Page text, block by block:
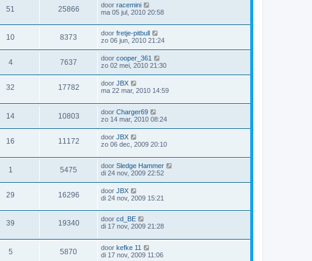
51 25866 door racemini
ma 05 jul, 2010 20:58
10 8373 door fretje-pitbull
zo 06 jun, 2010 21:24
4 7637 door cooper_361
zo 02 mei, 2010 21:30
32 17782 door JBX
ma 22 mar, 2010 14:59
14 10803 door Charger69
zo 14 mar, 2010 08:24
16 11172 door JBX
zo 06 dec, 2009 20:10
1 5475 door Sledge Hammer
di 24 nov, 2009 22:52
29 16296 door JBX
di 24 nov, 2009 15:21
39 19340 door cd_BE
di 17 nov, 2009 21:28
5 5870 door kefke 11
di 17 nov, 2009 11:06